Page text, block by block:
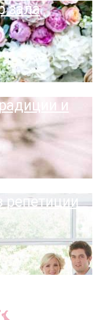
зала
и
репетиции